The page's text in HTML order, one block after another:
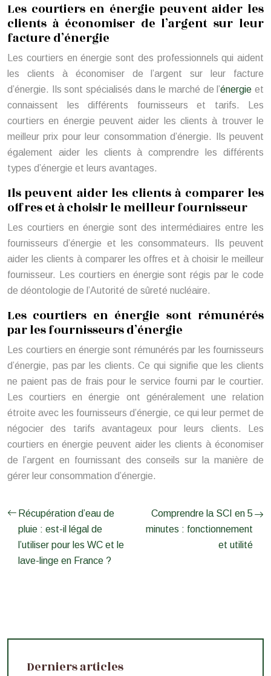
Les courtiers en énergie peuvent aider les
clients à économiser de l’argent sur leur
facture d’énergie
Les courtiers en énergie sont des professionnels qui aident
les clients à économiser de l’argent sur leur facture
d’énergie. Ils sont spécialisés dans le marché de l’énergie et
connaissent les différents fournisseurs et tarifs. Les
courtiers en énergie peuvent aider les clients à trouver le
meilleur prix pour leur consommation d’énergie. Ils peuvent
également aider les clients à comprendre les différents
types d’énergie et leurs avantages.
Ils peuvent aider les clients à comparer les
offres et à choisir le meilleur fournisseur
Les courtiers en énergie sont des intermédiaires entre les
fournisseurs d’énergie et les consommateurs. Ils peuvent
aider les clients à comparer les offres et à choisir le meilleur
fournisseur. Les courtiers en énergie sont régis par le code
de déontologie de l’Autorité de sûreté nucléaire.
Les courtiers en énergie sont rémunérés
par les fournisseurs d’énergie
Les courtiers en énergie sont rémunérés par les fournisseurs
d’énergie, pas par les clients. Ce qui signifie que les clients
ne paient pas de frais pour le service fourni par le courtier.
Les courtiers en énergie ont généralement une relation
étroite avec les fournisseurs d’énergie, ce qui leur permet de
négocier des tarifs avantageux pour leurs clients. Les
courtiers en énergie peuvent aider les clients à économiser
de l’argent en fournissant des conseils sur la manière de
gérer leur consommation d’énergie.
Récupération d’eau de
pluie : est-il légal de
l’utiliser pour les WC et le
lave-linge en France ?
Comprendre la SCI en 5
minutes : fonctionnement
et utilité
Derniers articles